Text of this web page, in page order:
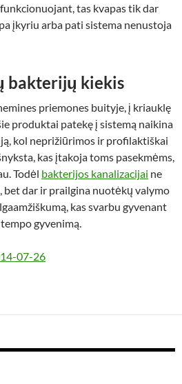
tas kvapas tik dar
įkyriu arba pati sistema nenustoja
bakterijų kiekis
priemones buityje, į kriauklę
produktai patekę į sistemą naikina
kol neprižiūrimos ir profilaktiškai
kas įtakoja toms pasekmėms,
Todėl bakterijos kanalizacijai ne
bet dar ir prailgina nuotėkų valymo
kas svarbu gyvenant
gyvenimą.
07-26